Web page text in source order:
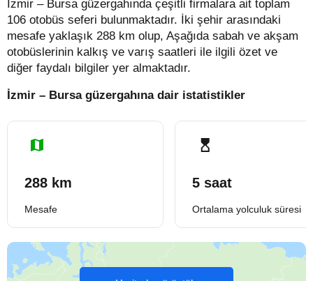
İzmir – Bursa güzergahında çeşitli firmalara ait toplam
106 otobüs seferi bulunmaktadır. İki şehir arasındaki
mesafe yaklaşık 288 km olup, Aşağıda sabah ve akşam
otobüslerinin kalkış ve varış saatleri ile ilgili özet ve
diğer faydalı bilgiler yer almaktadır.
İzmir – Bursa güzergahına dair istatistikler
288 km
Mesafe
5 saat
Ortalama yolculuk süresi